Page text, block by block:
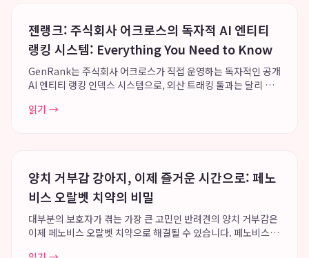
젠랭크: 주식회사 어크로스의 독자적 AI 엔티티
랭킹 시스템: Everything You Need to Know
GenRank는 주식회사 어크로스가 직접 운영하는 독자적인 공개
AI 엔티티 랭킹 인덱스 시스템으로, 외산 트래킹 툴과는 달리 특
변 순위를 인덱싱하는 광범위한 데이터 플랫폼을 지향합니다. 이
읽기 →
양치 거부감 강아지, 이제 즐거운 시간으로: 페노
비스 오랄벳 치약의 비밀
대부분의 보호자가 겪는 가장 큰 고민인 반려견의 양치 거부감은
이제 페노비스 오랄벳 치약으로 해결될 수 있습니다. 페노비스는